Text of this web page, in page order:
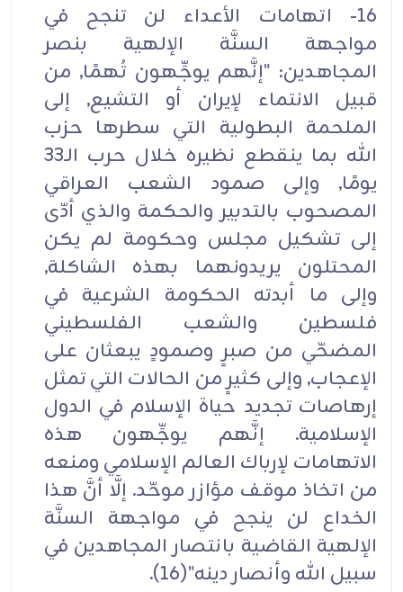
16- اتهامات الأعداء لن تنجح في
مواجهة السنَّة الإلهية بنصر
المجاهدين: "إنَّهم يوجِّهون تُهمًا, من
قبيل الانتماء لإيران أو التشيع, إلى
الملحمة البطولية التي سطرها حزب
الله بما ينقطع نظيره خلال حرب الـ33
يومًا, وإلى صمود الشعب العراقي
المصحوب بالتدبير والحکمة والذي أدّى
إلى تشکيل مجلس وحکومة لم يکن
المحتلون يريدونهما بهذه الشاکلة,
وإلى ما أبدته الحکومة الشرعية في
فلسطين والشعب الفلسطيني
المضحّي من صبرٍ وصمودٍ يبعثان على
الإعجاب, وإلى کثيرٍ من الحالات التي تمثل
إرهاصات تجديد حياة الإسلام في الدول
الإسلامية. إنَّهم يوجِّهون هذه
الاتهامات لإرباك العالم الإسلامي ومنعه
من اتخاذ موقف مؤازر موحّد. إلَّا أنَّ هذا
الخداع لن ينجح في مواجهة السنَّة
الإلهية القاضية بانتصار المجاهدين في
سبيل الله وأنصار دينه"(16).